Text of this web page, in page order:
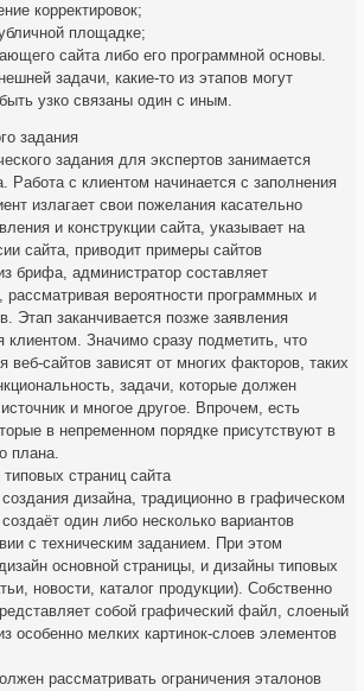
корректировок;
площадке;
сайта либо его программной основы.
задачи, какие-то из этапов могут
узко связаны один с иным.
задания
задания для экспертов занимается
Работа с клиентом начинается с заполнения
излагает свои пожелания касательно
и конструкции сайта, указывает на
сайта, приводит примеры сайтов
брифа, администратор составляет
рассматривая вероятности программных и
Этап заканчивается позже заявления
клиентом. Значимо сразу подметить, что
веб-сайтов зависят от многих факторов, таких
задачи, которые должен
и многое другое. Впрочем, есть
в непременном порядке присутствуют в
плана.
страниц сайта
дизайна, традиционно в графическом
один либо несколько вариантов
с техническим заданием. При этом
основной страницы, и дизайны типовых
новости, каталог продукции). Собственно
собой графический файл, слоеный
особенно мелких картинок-слоев элементов
рассматривать ограничения эталонов